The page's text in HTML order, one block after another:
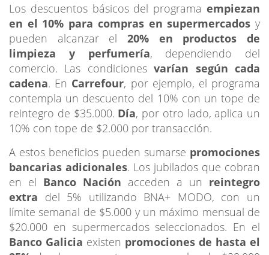
Los descuentos básicos del programa empiezan
en el 10% para compras en supermercados y
pueden alcanzar el 20% en productos de
limpieza y perfumería, dependiendo del
comercio. Las condicionesvarían según cada
cadena. En Carrefour, por ejemplo, el programa
contempla un descuento del 10% con un tope de
reintegro de $35.000. Día, por otro lado, aplica un
10% con tope de $2.000 por transacción.
A estos beneficios pueden sumarse promociones
bancarias adicionales. Los jubilados que cobran
en el Banco Nación acceden a un reintegro
extra del 5% utilizando BNA+ MODO, con un
límite semanal de $5.000 y un máximo mensual de
$20.000 en supermercados seleccionados. En el
Banco Galicia existen promociones de hasta el